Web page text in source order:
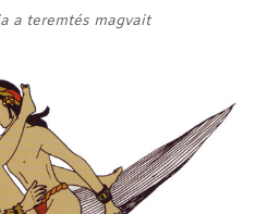
a teremtés magvait